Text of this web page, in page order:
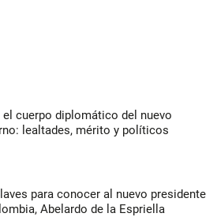
el cuerpo diplomático del nuevo
lealtades, mérito y políticos
para conocer al nuevo presidente
Abelardo de la Espriella